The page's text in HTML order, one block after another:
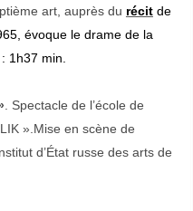
art, auprès du récit de
évoque le drame de la
1h37 min.
. Spectacle de l’école de
».Mise en scène de
d’État russe des arts de